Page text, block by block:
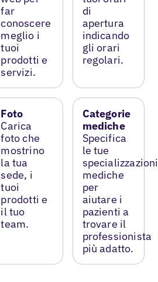
far
conoscere
meglio i
tuoi
prodotti e
servizi.
di
apertura
indicando
gli orari
regolari.
Foto
Carica
foto che
mostrino
la tua
sede, i
tuoi
prodotti e
il tuo
team.
Categorie
mediche
Specifica
le tue
specializzazioni
mediche
per
aiutare i
pazienti a
trovare il
professionista
più adatto.